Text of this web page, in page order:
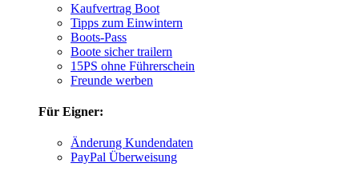
Kaufvertrag Boot
Tipps zum Einwintern
Boots-Pass
Boote sicher trailern
15PS ohne Führerschein
Freunde werben
Für Eigner:
Änderung Kundendaten
PayPal Überweisung